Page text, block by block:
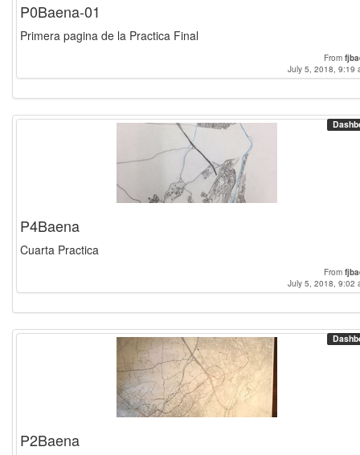
P0Baena-01
Primera pagina de la Practica Final
From
July 5, 2018, 9:19
P4Baena
Cuarta Practica
From
July 5, 2018, 9:02
P2Baena